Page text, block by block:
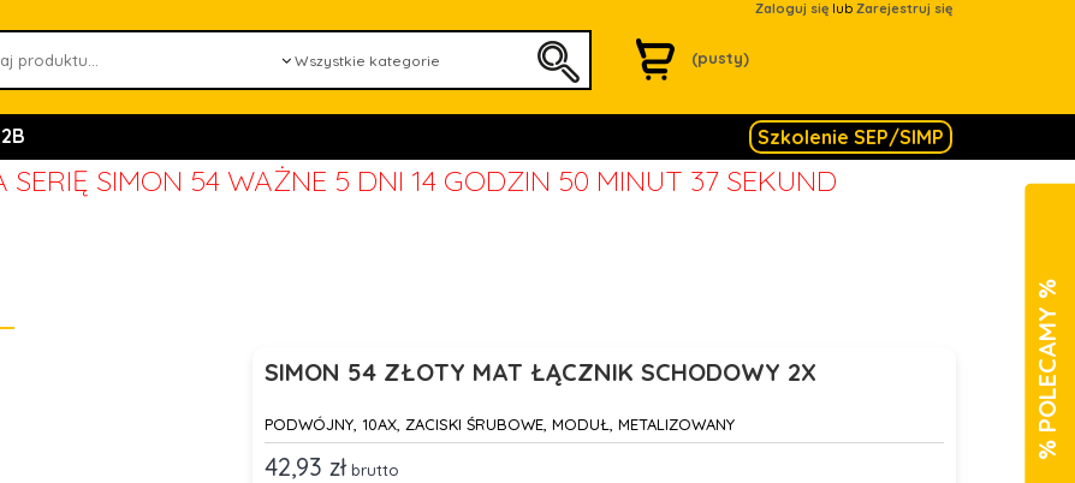
Zaloguj się lub Zarejestruj się
(pusty)
Szkolenie SEP/SIMP
SERIĘ SIMON 54 WAŻNE 5 DNI 14 GODZIN 50 MINUT 37 SEKUND
SIMON 54 ZŁOTY MAT ŁĄCZNIK SCHODOWY 2X
PODWÓJNY, 10AX, ZACISKI ŚRUBOWE, MODUŁ, METALIZOWANY
42,93 zł brutto
% POLECAMY %